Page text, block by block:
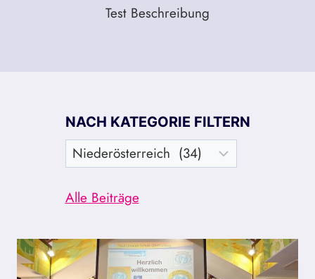
Test Beschreibung
NACH KATEGORIE FILTERN
Nach
Kategorie
filtern
Alle Beiträge